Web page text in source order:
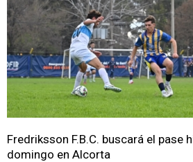
Fredriksson F.B.C. buscará el pase
domingo en Alcorta